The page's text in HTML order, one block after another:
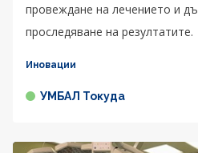
провеждане на лечението и
проследяване на резултатите.
Иновации
УМБАЛ Токуда